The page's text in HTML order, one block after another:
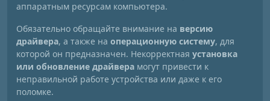
аппаратным ресурсам компьютера.
Обязательно обращайте внимание на версию
драйвера, а также на операционную систему, для
которой он предназначен. Некорректная установка
или обновление драйвера могут привести к
неправильной работе устройства или даже к его
поломке.